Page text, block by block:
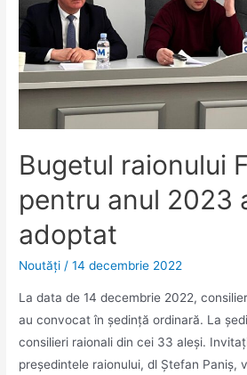
Bugetul raionului
pentru anul 2023
adoptat
Noutăţi /14 decembrie 2022
La data de 14 decembrie 2022,
au convocat în ședință ordinară. La
consilieri raionali din cei 33 aleși.
președintele raionului, dl Ştefan Paniş,